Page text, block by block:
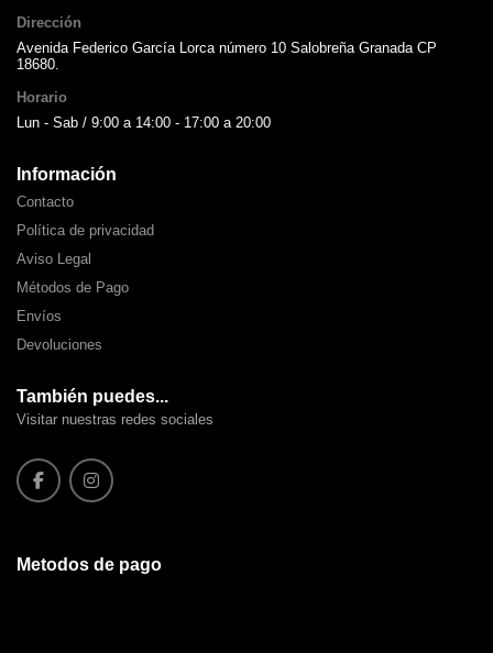
Dirección
Avenida Federico García Lorca número 10 Salobreña Granada CP
18680.
Horario
Lun - Sab / 9:00 a 14:00 - 17:00 a 20:00
Información
Contacto
Política de privacidad
Aviso Legal
Métodos de Pago
Envíos
Devoluciones
También puedes...
Visitar nuestras redes sociales
Metodos de pago